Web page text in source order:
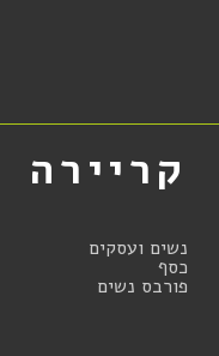
קריירה
נשים ועסקים
כסף
פורבס נשים